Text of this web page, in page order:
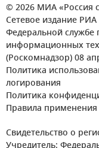
© 2026 МИА «Россия
Сетевое издание
Федеральной службе
информационных
(Роскомнадзор) 08
Политика
логирования
Политика
Правила
Свидетельство о